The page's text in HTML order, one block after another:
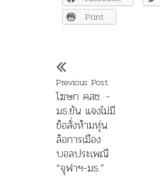
Print
Previous Post
โฆษก คสช. -
มธ.ยัน แจงไม่มี
ข้อสั่งห้ามหุ่น
ล้อการเมือง
บอลประเพณี
“จุฬาฯ-มธ.”